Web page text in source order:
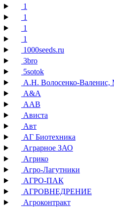
1
1
1
1
1000seeds.ru
3bro
5sotok
А.Н. Волосенко-Валенис,
А&А
ААВ
Ависта
Авт
АГ Биотехника
Аграрное ЗАО
Агрико
Агро-Лагутники
АГРО-ПАК
АГРОВНЕДРЕНИЕ
Агроконтракт